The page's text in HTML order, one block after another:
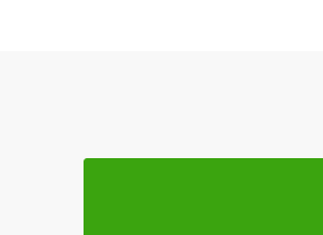
が、何をしていいかわからない